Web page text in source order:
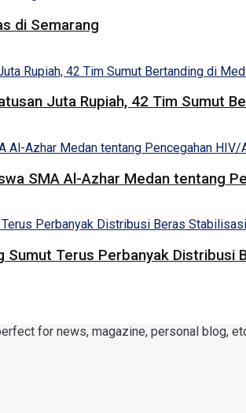
di Semarang
Juta Rupiah, 42 Tim Sumut
SMA Al-Azhar Medan tentang
Sumut Terus Perbanyak
for news, magazine, personal blog,